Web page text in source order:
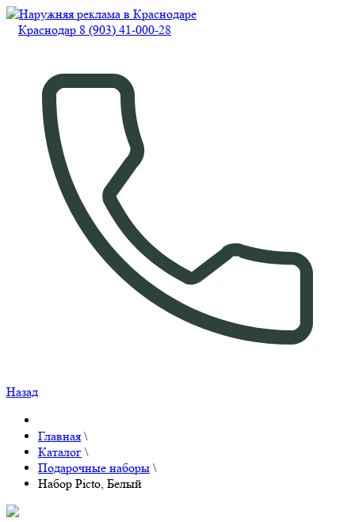
Краснодар 8 (903) 41-000-28
Назад
Главная \
Каталог \
Подарочные наборы \
Набор Picto, Белый